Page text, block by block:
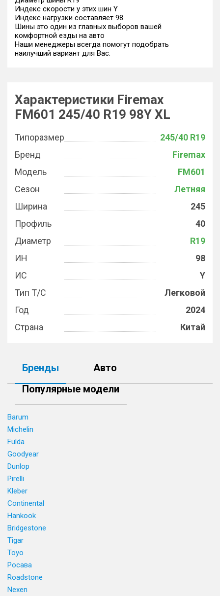
Индекс скорости у этих шин Y
Индекс нагрузки составляет 98
Шины это один из главных выборов вашей
комфортной езды на авто
Наши менеджеры всегда помогут подобрать
наилучший вариант для Вас.
Характеристики Firemax
FM601 245/40 R19 98Y XL
Типоразмер
245/40 R19
Бренд
Firemax
Модель
FM601
Сезон
Летняя
Ширина
245
Профиль
40
Диаметр
R19
ИН
98
ИС
Y
Тип Т/С
Легковой
Год
2024
Страна
Китай
Бренды
Авто
Популярные модели
Barum
Michelin
Fulda
Goodyear
Dunlop
Pirelli
Kleber
Continental
Hankook
Bridgestone
Tigar
Toyo
Росава
Roadstone
Nexen